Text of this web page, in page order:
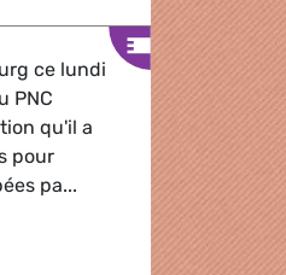
ce lundi
PNC
qu'il a
pour
pa...